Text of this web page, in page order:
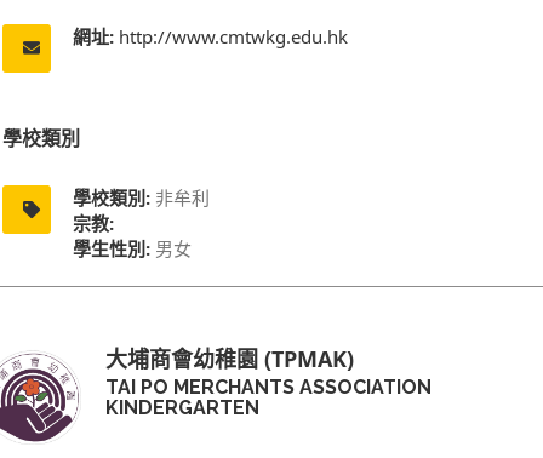
網址: http://www.cmtwkg.edu.hk
學校類別
學校類別: 非牟利
宗教:
學生性別: 男女
大埔商會幼稚園 (TPMAK)
TAI PO MERCHANTS ASSOCIATION
KINDERGARTEN